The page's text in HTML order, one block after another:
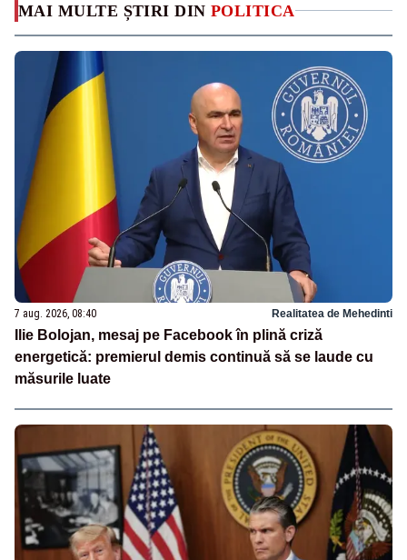
MAI MULTE ȘTIRI DIN POLITICA
7 aug. 2026, 08:40 Realitatea de Mehedinti
Ilie Bolojan, mesaj pe Facebook în plină criză
energetică: premierul demis continuă să se laude cu
măsurile luate